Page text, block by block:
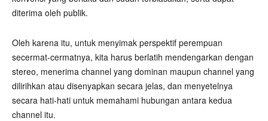
diterima oleh publik.
Oleh karena itu, untuk menyimak perspektif perempuan
secermat-cermatnya, kita harus berlatih mendengarkan dengan
stereo, menerima channel yang dominan maupun channel yang
dilirihkan atau disenyapkan secara jelas, dan menyetelnya
secara hati-hati untuk memahami hubungan antara kedua
channel itu.